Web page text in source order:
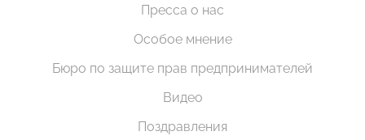
Пресса о нас
Особое мнение
Бюро по защите прав предпринимателей
Видео
Поздравления